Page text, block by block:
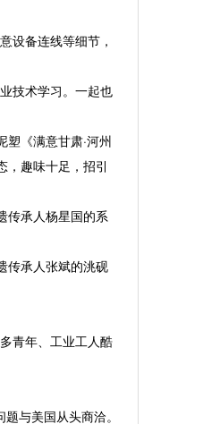
设备连线等细节，
技术学习。一起也
《满意甘肃·河州
，趣味十足，招引
传承人杨星国的系
传承人张斌的洮砚
青年、工业工人酷
与美国从头商洽。